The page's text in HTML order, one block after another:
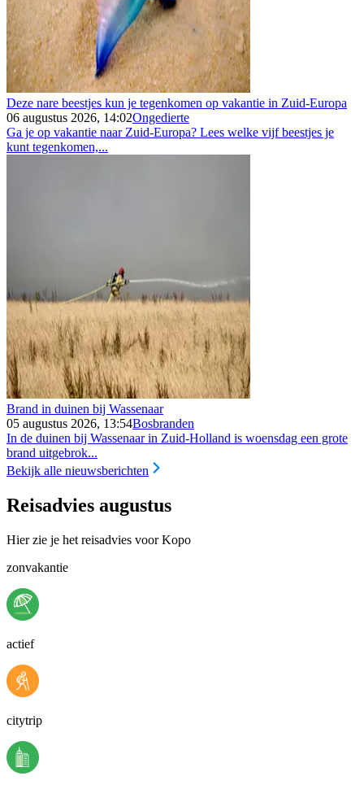
Deze nare beestjes kun je tegenkomen op vakantie in Zuid-Europa
06 augustus 2026, 14:02Ongedierte
Ga je op vakantie naar Zuid-Europa? Lees welke vijf beestjes je
kunt tegenkomen,...
Brand in duinen bij Wassenaar
05 augustus 2026, 13:54Bosbranden
In de duinen bij Wassenaar in Zuid-Holland is woensdag een grote
brand uitgebrok...
Bekijk alle nieuwsberichten
Reisadvies augustus
Hier zie je het reisadvies voor Kopo
zonvakantie
actief
citytrip